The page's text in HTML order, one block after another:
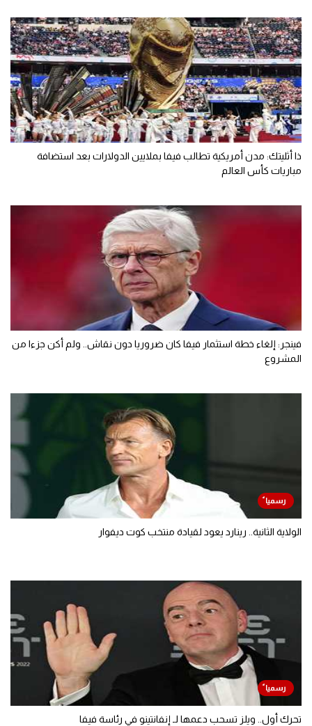
ذا أثليتك: مدن أمريكية تطالب فيفا بملايين الدولارات بعد استضافة
مباريات كأس العالم
فينجر: إلغاء خطة استثمار فيفا كان ضروريا دون نقاش.. ولم أكن جزءا من
المشروع
الولاية الثانية.. رينارد يعود لقيادة منتخب كوت ديفوار
تحرك أول.. ويلز تسحب دعمها لـ إنفانتينو في رئاسة فيفا